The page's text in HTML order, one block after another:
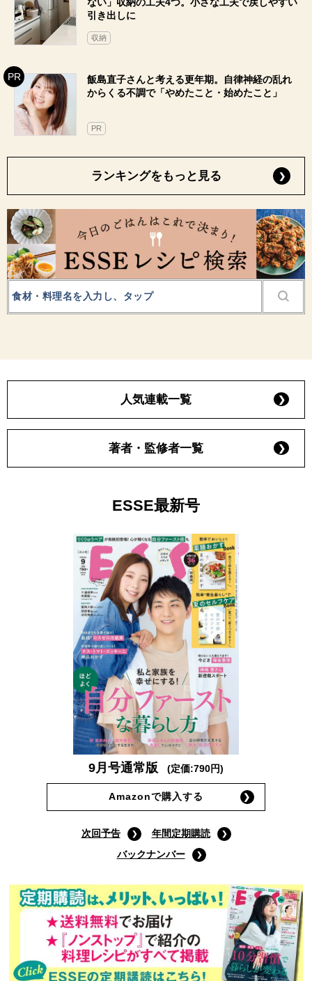
ない」収納の工夫4つ。小さな工夫で戻しやすい
引き出しに
収納
飯島直子さんと考える更年期。自律神経の乱れ
からくる不調で「やめたこと・始めたこと」
PR
ランキングをもっと見る
人気連載一覧
著者・監修者一覧
ESSE最新号
9月号通常版 (定価:790円)
Amazonで購入する
次回予告
年間定期購読
バックナンバー